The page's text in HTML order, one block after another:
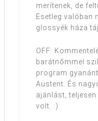
merítenek, de
Esetleg valóban
glossyék háza
OFF:
barátnőmmel
program
Austent. És
ajánlást,
volt. :)